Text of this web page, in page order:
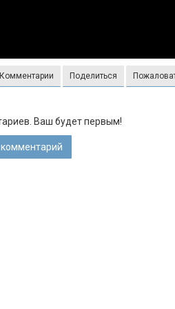
Комментарии Поделиться
Ваш будет первым!